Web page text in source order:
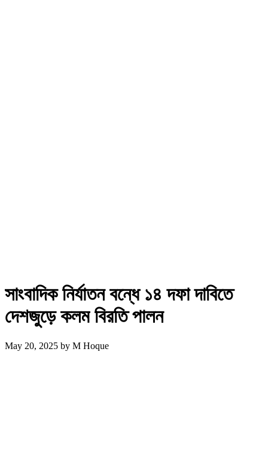
সাংবাদিক নির্যাতন বন্ধে ১৪ দফা দাবিতে
দেশজুড়ে কলম বিরতি পালন
May 20, 2025 by M Hoque